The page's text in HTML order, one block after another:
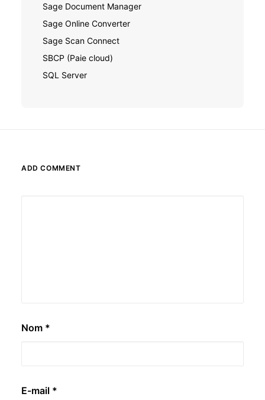
Sage Document Manager
Sage Online Converter
Sage Scan Connect
SBCP (Paie cloud)
SQL Server
ADD COMMENT
Nom *
E-mail *